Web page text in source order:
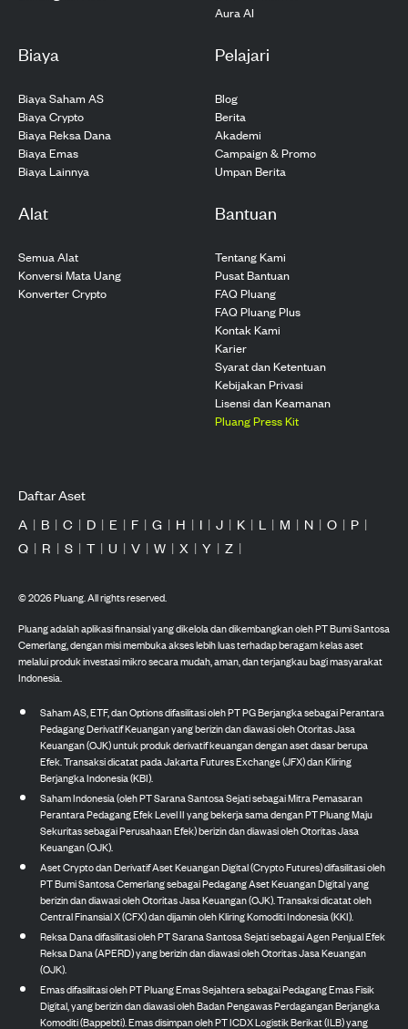
Aura AI
Biaya
Biaya Saham AS
Biaya Crypto
Biaya Reksa Dana
Biaya Emas
Biaya Lainnya
Pelajari
Blog
Berita
Akademi
Campaign & Promo
Umpan Berita
Alat
Semua Alat
Konversi Mata Uang
Konverter Crypto
Bantuan
Tentang Kami
Pusat Bantuan
FAQ Pluang
FAQ Pluang Plus
Kontak Kami
Karier
Syarat dan Ketentuan
Kebijakan Privasi
Lisensi dan Keamanan
Pluang Press Kit
Daftar Aset
A | B | C | D | E | F | G | H | I | J | K | L | M | N | O | P |
Q | R | S | T | U | V | W | X | Y | Z |
©2026Pluang. All rights reserved.
Pluang adalah aplikasi finansial yang dikelola dan dikembangkan oleh PT Bumi Santosa
Cemerlang, dengan misi membuka akses lebih luas terhadap beragam kelas aset
melalui produk investasi mikro secara mudah, aman, dan terjangkau bagi masyarakat
Indonesia.
Saham AS, ETF, dan Options difasilitasi oleh PT PG Berjangka sebagai Perantara
Pedagang Derivatif Keuangan yang berizin dan diawasi oleh Otoritas Jasa
Keuangan (OJK) untuk produk derivatif keuangan dengan aset dasar berupa
Efek. Transaksi dicatat pada Jakarta Futures Exchange (JFX) dan Kliring
Berjangka Indonesia (KBI).
Saham Indonesia (oleh PT Sarana Santosa Sejati sebagai Mitra Pemasaran
Perantara Pedagang Efek Level II yang bekerja sama dengan PT Pluang Maju
Sekuritas sebagai Perusahaan Efek) berizin dan diawasi oleh Otoritas Jasa
Keuangan (OJK).
Aset Crypto dan Derivatif Aset Keuangan Digital (Crypto Futures) difasilitasi oleh
PT Bumi Santosa Cemerlang sebagai Pedagang Aset Keuangan Digital yang
berizin dan diawasi oleh Otoritas Jasa Keuangan (OJK). Transaksi dicatat oleh
Central Finansial X (CFX) dan dijamin oleh Kliring Komoditi Indonesia (KKI).
Reksa Dana difasilitasi oleh PT Sarana Santosa Sejati sebagai Agen Penjual Efek
Reksa Dana (APERD) yang berizin dan diawasi oleh Otoritas Jasa Keuangan
(OJK).
Emas difasilitasi oleh PT Pluang Emas Sejahtera sebagai Pedagang Emas Fisik
Digital, yang berizin dan diawasi oleh Badan Pengawas Perdagangan Berjangka
Komoditi (Bappebti). Emas disimpan oleh PT ICDX Logistik Berikat (ILB) yang